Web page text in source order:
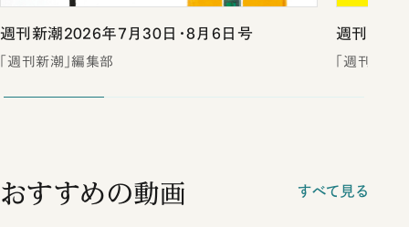
週刊新潮2026年7月30日・8月6日号
「週刊新潮」編集部
週刊新潮
「週刊新潮
おすすめの動画 すべて見る